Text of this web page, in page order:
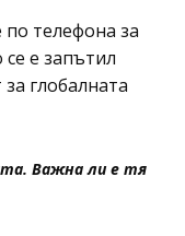
телефона за
е запътил
глобалната
Важна ли е тя